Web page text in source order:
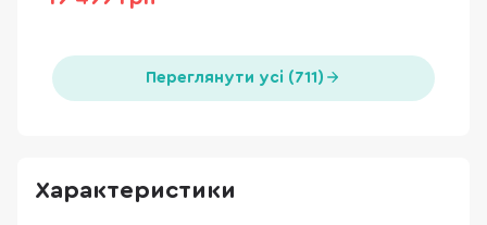
Переглянути усі (711)
Характеристики